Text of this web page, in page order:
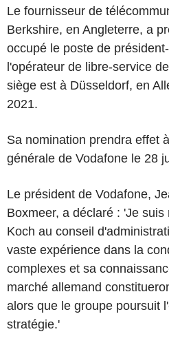
Le fournisseur de
Berkshire, en Angleterre, a
occupé le poste de
l'opérateur de libre-service
siège est à Düsseldorf, en
2021.
Sa nomination prendra effet
générale de Vodafone le 28
Le président de Vodafone,
Boxmeer, a déclaré : 'Je
Koch au conseil
vaste expérience dans la
complexes et sa
marché allemand
alors que le groupe poursuit
stratégie.'